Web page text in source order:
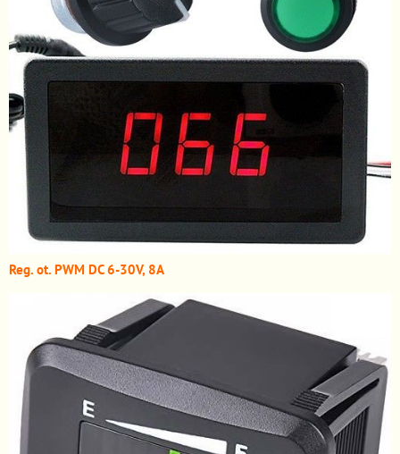
Reg. ot. PWM DC 6-30V, 8A